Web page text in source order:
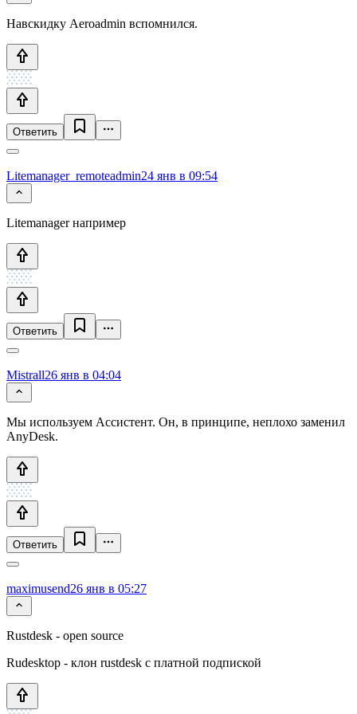
Навскидку Aeroadmin вспомнился.
Ответить
Litemanager_remoteadmin24 янв в 09:54
Litemanager например
Ответить
Mistrall26 янв в 04:04
Мы используем Ассистент. Он, в принципе, неплохо заменил
AnyDesk.
Ответить
maximusend26 янв в 05:27
Rustdesk - open source
Rudesktop - клон rustdesk с платной подпиской